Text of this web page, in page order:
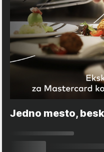
Jedno mesto,